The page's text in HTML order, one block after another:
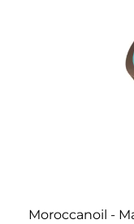
Moroccanoil -